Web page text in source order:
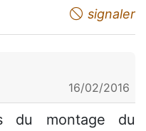
signaler
16/02/2016
du montage du